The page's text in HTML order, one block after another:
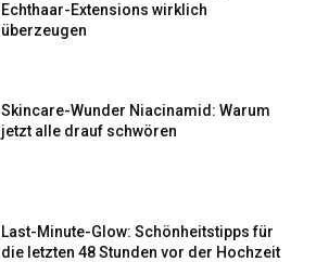
Echthaar-Extensions wirklich
überzeugen
Skincare-Wunder Niacinamid: Warum
jetzt alle drauf schwören
Last-Minute-Glow: Schönheitstipps für
die letzten 48 Stunden vor der Hochzeit